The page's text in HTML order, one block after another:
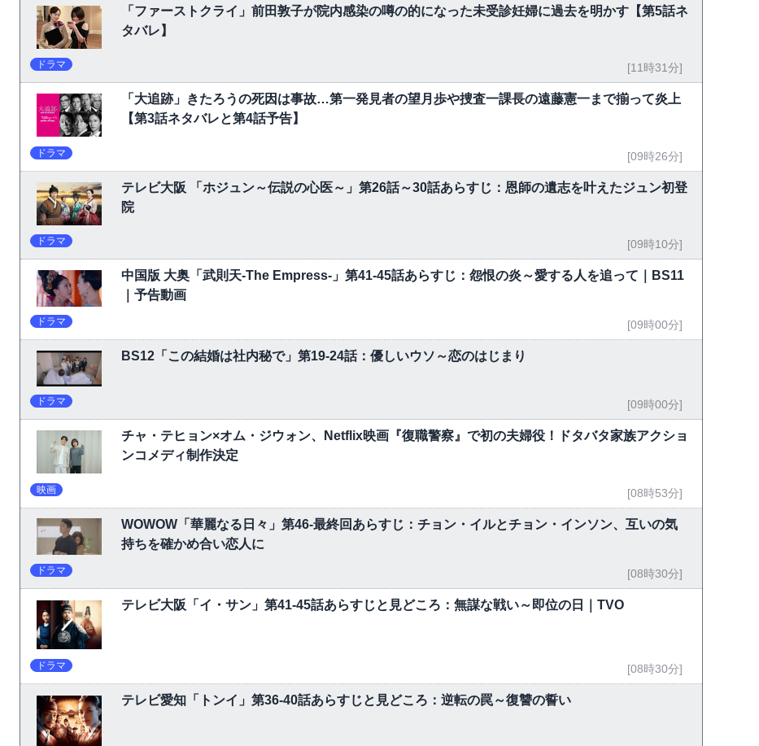
「ファーストクライ」前田敦子が院内感染の噂の的になった未受診妊婦に過去を明かす【第5話ネ
タバレ】
ドラマ [11時31分]
「大追跡」きたろうの死因は事故…第一発見者の望月歩や捜査一課長の遠藤憲一まで揃って炎上
【第3話ネタバレと第4話予告】
ドラマ [09時26分]
テレビ大阪 「ホジュン～伝説の心医～」第26話～30話あらすじ：恩師の遺志を叶えたジュン初登
院
ドラマ [09時10分]
中国版 大奥「武則天-The Empress-」第41-45話あらすじ：怨恨の炎～愛する人を追って｜BS11
｜予告動画
ドラマ [09時00分]
BS12「この結婚は社内秘で」第19-24話：優しいウソ～恋のはじまり
ドラマ [09時00分]
チャ・テヒョン×オム・ジウォン、Netflix映画『復職警察』で初の夫婦役！ドタバタ家族アクショ
ンコメディ制作決定
映画 [08時53分]
WOWOW「華麗なる日々」第46-最終回あらすじ：チョン・イルとチョン・インソン、互いの気
持ちを確かめ合い恋人に
ドラマ [08時30分]
テレビ大阪「イ・サン」第41-45話あらすじと見どころ：無謀な戦い～即位の日｜TVO
ドラマ [08時30分]
テレビ愛知「トンイ」第36-40話あらすじと見どころ：逆転の罠～復讐の誓い